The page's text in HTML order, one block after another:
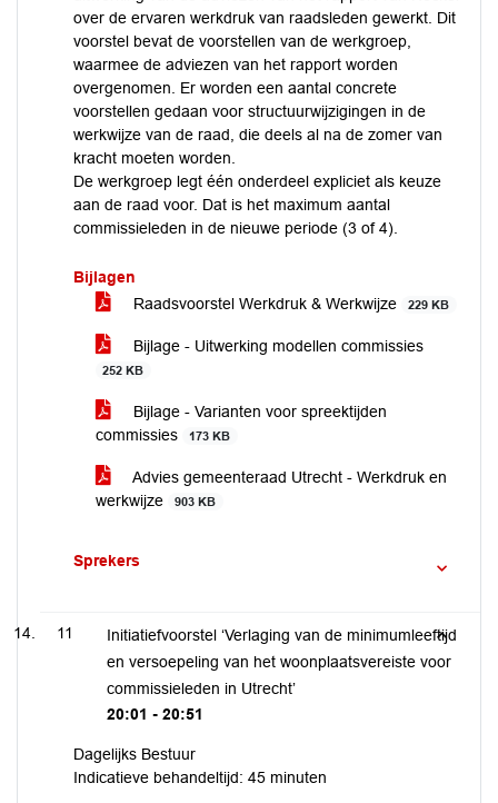
over de ervaren werkdruk van raadsleden gewerkt. Dit
voorstel bevat de voorstellen van de werkgroep,
waarmee de adviezen van het rapport worden
overgenomen. Er worden een aantal concrete
voorstellen gedaan voor structuurwijzigingen in de
werkwijze van de raad, die deels al na de zomer van
kracht moeten worden.
De werkgroep legt één onderdeel expliciet als keuze
aan de raad voor. Dat is het maximum aantal
commissieleden in de nieuwe periode (3 of 4).
Bijlagen
Raadsvoorstel Werkdruk & Werkwijze
229 KB
Bijlage - Uitwerking modellen commissies
252 KB
Bijlage - Varianten voor spreektijden
commissies
173 KB
Advies gemeenteraad Utrecht - Werkdruk en
werkwijze
903 KB
Sprekers
11
Initiatiefvoorstel ‘Verlaging van de minimumleeftijd
en versoepeling van het woonplaatsvereiste voor
commissieleden in Utrecht’
20:01 - 20:51
Dagelijks Bestuur
Indicatieve behandeltijd: 45 minuten